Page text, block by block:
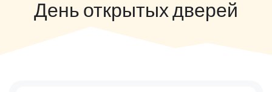
День открытых дверей